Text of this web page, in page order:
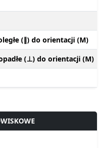
(∥) do orientacji (M)
(⊥) do orientacji (M)